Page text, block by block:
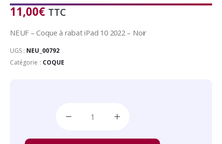
11,00€ TTC
NEUF – Coque à rabat iPad 10 2022 – Noir
UGS : NEU_00792
Catégorie : COQUE